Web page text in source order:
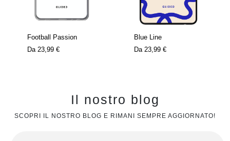
Football Passion
Da 23,99 €
Blue Line
Da 23,99 €
Il nostro blog
SCOPRI IL NOSTRO BLOG E RIMANI SEMPRE AGGIORNATO!